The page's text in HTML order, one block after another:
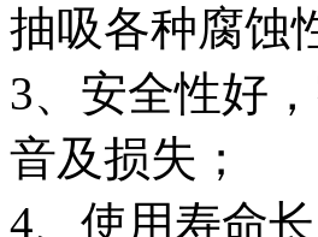
抽吸各种腐蚀
3、安全性好
音及损失；
4、使用寿命